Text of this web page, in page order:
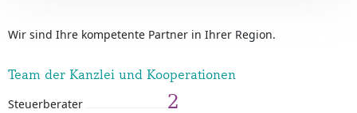
Wir sind Ihre kompetente Partner in Ihrer Region.
Team der Kanzlei und Kooperationen
Steuerberater 2